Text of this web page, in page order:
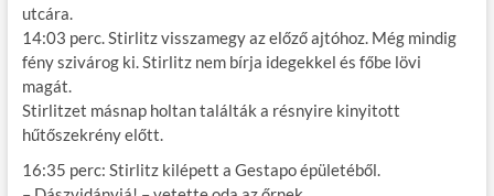
utcára.
14:03 perc. Stirlitz visszamegy az előző ajtóhoz. Még mindig
fény szivárog ki. Stirlitz nem bírja idegekkel és főbe lövi
magát.
Stirlitzet másnap holtan találták a résnyire kinyitott
hűtőszekrény előtt.
16:35 perc: Stirlitz kilépett a Gestapo épületéből.